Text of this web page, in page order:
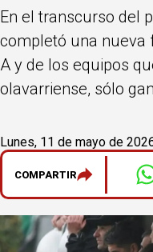
En el transcurso del
completó una nueva
A y de los equipos
olavarriense, sólo
Lunes, 11 de mayo de
COMPARTIR